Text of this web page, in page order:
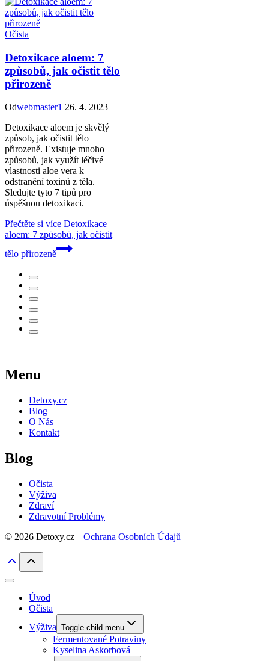
Očista
Detoxikace aloem: 7
způsobů, jak očistit tělo
přirozeně
Odwebmaster1 26. 4. 2023
Detoxikace aloem je skvělý
způsob, jak očistit tělo
přirozeně. Existuje mnoho
způsobů, jak využít léčivé
vlastnosti aloe vera k
odstranění toxinů z těla.
Sledujte tyto 7 tipů pro
úspěšnou detoxikaci.
Přečtěte si více Detoxikace
aloem: 7 způsobů, jak očistit
tělo přirozeně
Menu
Detoxy.cz
Blog
O Nás
Kontakt
Blog
Očista
Výživa
Zdraví
Zdravotní Problémy
© 2026 Detoxy.cz | Ochrana Osobních Údajů
Úvod
Očista
Výživa Toggle child menu
Fermentované Potraviny
Kyselina Askorbová